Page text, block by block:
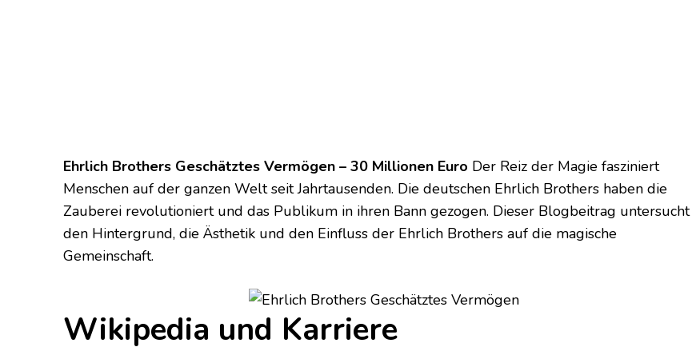
Ehrlich Brothers Geschätztes Vermögen – 30 Millionen Euro Der Reiz der Magie fasziniert
Menschen auf der ganzen Welt seit Jahrtausenden. Die deutschen Ehrlich Brothers haben die
Zauberei revolutioniert und das Publikum in ihren Bann gezogen. Dieser Blogbeitrag untersucht
den Hintergrund, die Ästhetik und den Einfluss der Ehrlich Brothers auf die magische
Gemeinschaft.
Wikipedia und Karriere